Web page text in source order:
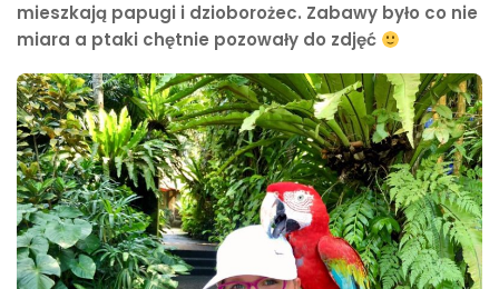
mieszkają papugi i dzioborożec. Zabawy było co nie
miara a ptaki chętnie pozowały do zdjęć